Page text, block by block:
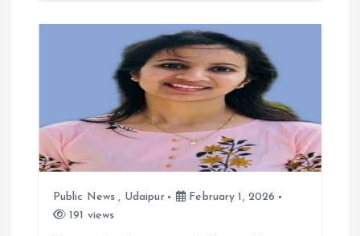
Public News , Udaipur
February 1, 2026
191 views